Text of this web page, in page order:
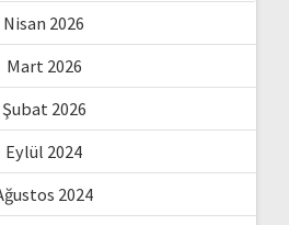
Nisan 2026
Mart 2026
Şubat 2026
Eylül 2024
2024